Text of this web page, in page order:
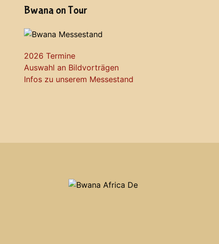
Bwana on Tour
2026 Termine
Auswahl an Bildvorträgen
Infos zu unserem Messestand